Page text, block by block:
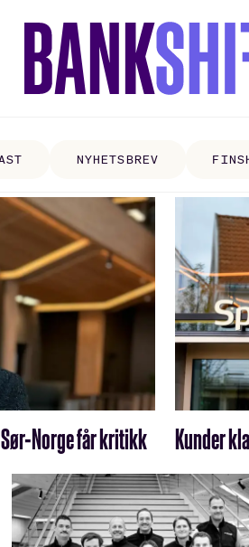
NYHETSBREV
Norge får kritikk Kunder